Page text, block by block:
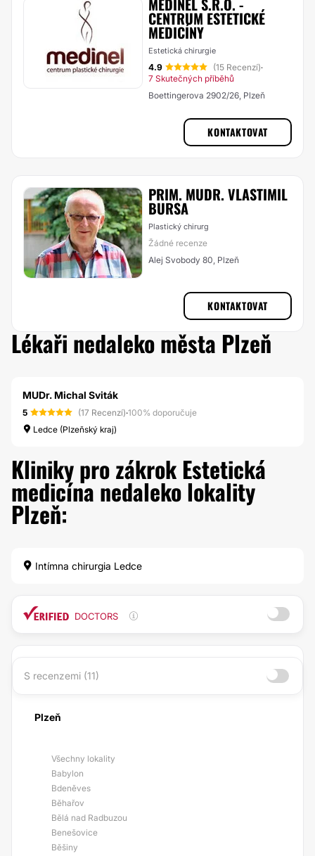
MEDINEL S.R.O. -
CENTRUM ESTETICKÉ
MEDICÍNY
Estetická chirurgie
4.9 (15 Recenzí)·
7 Skutečných příběhů
Boettingerova 2902/26, Plzeň
KONTAKTOVAT
PRIM. MUDR. VLASTIMIL
BURSA
Plastický chirurg
Žádné recenze
Alej Svobody 80, Plzeň
KONTAKTOVAT
Lékaři nedaleko města Plzeň
MUDr. Michal Sviták
5 (17 Recenzí)·100% doporučuje
Ledce (Plzeňský kraj)
Kliniky pro zákrok Estetická
medicína nedaleko lokality
Plzeň:
Intímna chirurgia Ledce
DOCTORS
S recenzemi (11)
Plzeň
Všechny lokality
Babylon
Bdeněves
Běhařov
Bělá nad Radbuzou
Benešovice
Běšiny